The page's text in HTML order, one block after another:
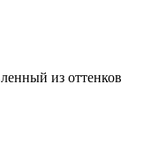
из оттенков